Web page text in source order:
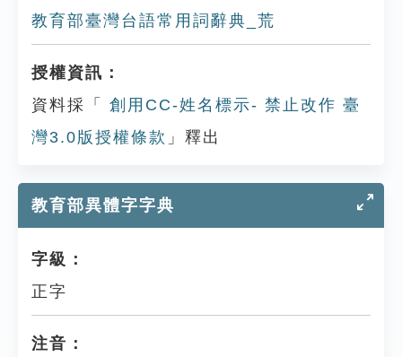
教育部臺灣台語常用詞辭典_荒
授權資訊：
資料採「
創用CC-姓名標示- 禁止改作 臺
灣3.0版授權條款 」釋出
教育部異體字字典
字級：
正字
注音：